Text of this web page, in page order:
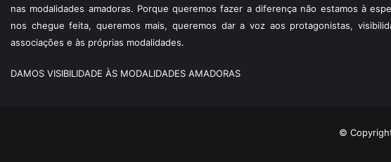
nas modalidades amadoras. Porque queremos fazer a diferença não estamos à
nos chegue feita, queremos mais, queremos dar a voz aos protagonistas,
associações e às próprias modalidades.
DAMOS VISIBILIDADE ÀS MODALIDADES AMADORAS
©